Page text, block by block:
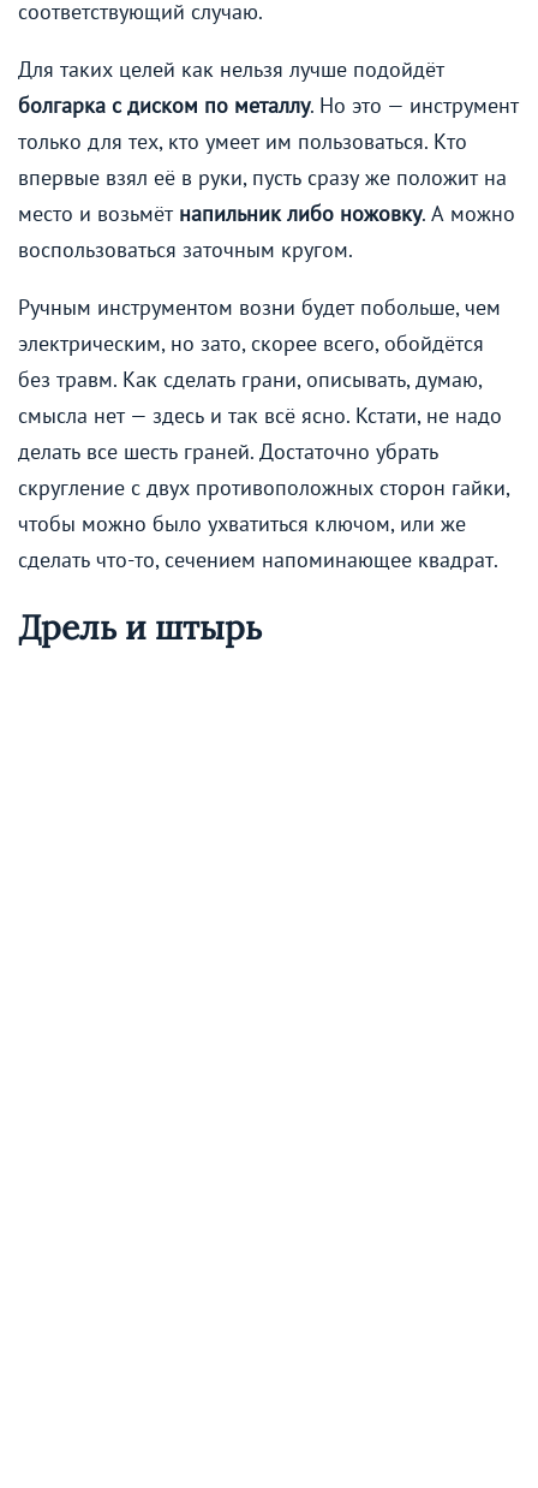
соответствующий случаю.
Для таких целей как нельзя лучше подойдёт
болгарка с диском по металлу. Но это — инструмент
только для тех, кто умеет им пользоваться. Кто
впервые взял её в руки, пусть сразу же положит на
место и возьмёт напильник либо ножовку. А можно
воспользоваться заточным кругом.
Ручным инструментом возни будет побольше, чем
электрическим, но зато, скорее всего, обойдётся
без травм. Как сделать грани, описывать, думаю,
смысла нет — здесь и так всё ясно. Кстати, не надо
делать все шесть граней. Достаточно убрать
скругление с двух противоположных сторон гайки,
чтобы можно было ухватиться ключом, или же
сделать что-то, сечением напоминающее квадрат.
Дрель и штырь